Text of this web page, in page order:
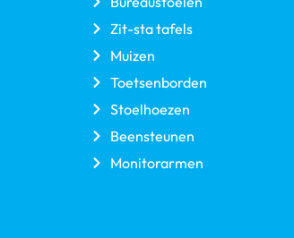
Zit-sta tafels
Muizen
Toetsenborden
Stoelhoezen
Beensteunen
Monitorarmen